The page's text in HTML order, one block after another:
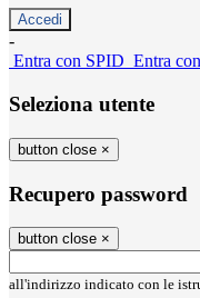
-
Entra con SPID Entra
Seleziona utente
button close ×
Recupero password
button close ×
all'indirizzo indicato con le